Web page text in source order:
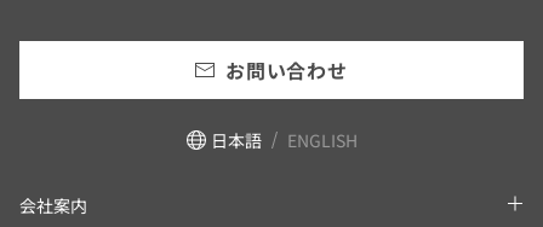
お問い合わせ
日本語 ENGLISH
会社案内